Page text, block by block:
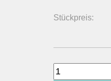
Stückpreis: